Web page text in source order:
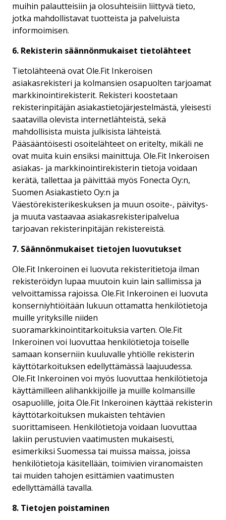
muihin palautteisiin ja olosuhteisiin liittyvä tieto,
jotka mahdollistavat tuotteista ja palveluista
informoimisen.
6. Rekisterin säännönmukaiset tietolähteet
Tietolähteenä ovat Ole.Fit Inkeroisen
asiakasrekisteri ja kolmansien osapuolten tarjoamat
markkinointirekisterit. Rekisteri koostetaan
rekisterinpitäjän asiakastietojärjestelmästä, yleisesti
saatavilla olevista internetlähteistä, sekä
mahdollisista muista julkisista lähteistä.
Pääsääntöisesti osoitelähteet on eritelty, mikäli ne
ovat muita kuin ensiksi mainittuja. Ole.Fit Inkeroisen
asiakas- ja markkinointirekisterin tietoja voidaan
kerätä, tallettaa ja päivittää myös Fonecta Oy:n,
Suomen Asiakastieto Oy:n ja
Väestörekisterikeskuksen ja muun osoite-, päivitys-
ja muuta vastaavaa asiakasrekisteripalvelua
tarjoavan rekisterinpitäjän rekistereistä.
7. Säännönmukaiset tietojen luovutukset
Ole.Fit Inkeroinen ei luovuta rekisteritietoja ilman
rekisteröidyn lupaa muutoin kuin lain sallimissa ja
velvoittamissa rajoissa. Ole.Fit Inkeroinen ei luovuta
konserniyhtiöitään lukuun ottamatta henkilötietoja
muille yrityksille niiden
suoramarkkinointitarkoituksia varten. Ole.Fit
Inkeroinen voi luovuttaa henkilötietoja toiselle
samaan konserniin kuuluvalle yhtiölle rekisterin
käyttötarkoituksen edellyttämässä laajuudessa.
Ole.Fit Inkeroinen voi myös luovuttaa henkilötietoja
käyttämilleen alihankkijoille ja muille kolmansille
osapuolille, joita Ole.Fit Inkeroinen käyttää rekisterin
käyttötarkoituksen mukaisten tehtävien
suorittamiseen. Henkilötietoja voidaan luovuttaa
lakiin perustuvien vaatimusten mukaisesti,
esimerkiksi Suomessa tai muissa maissa, joissa
henkilötietoja käsitellään, toimivien viranomaisten
tai muiden tahojen esittämien vaatimusten
edellyttämällä tavalla.
8. Tietojen poistaminen